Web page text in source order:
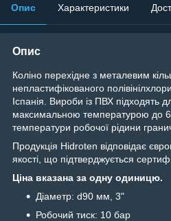
Опис Характеристики
Опис
Коліно перехідне з металевим
непластифікованого
Іспанія. Вироби із ПВХ підходять
максимальною температурою до
температури робочої рідини
Продукція Hidroten відповідає
якості, що підтверджується
Ціна вказана за одну одиницю.
Діаметр: d90 мм, 3"
Робочий тиск: 10 бар